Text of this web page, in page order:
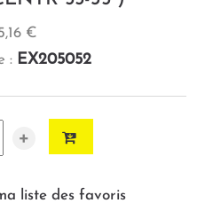
€
: EX205052
+
liste des favoris